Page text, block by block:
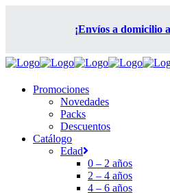
¡Envíos a domicilio
Promociones
Novedades
Packs
Descuentos
Catálogo
Edad
0 – 2 años
2 – 4 años
4 – 6 años